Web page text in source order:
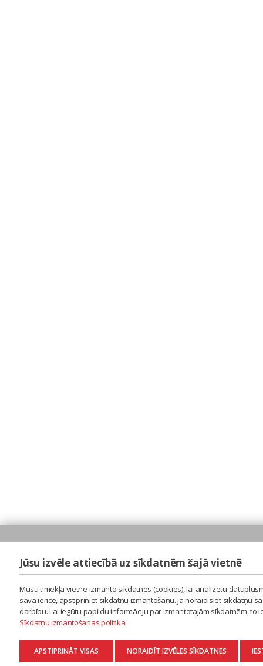
Jūsu izvēle attiecībā uz sīkdatnēm šajā vietnē
Mūsu tīmekļa vietne izmanto sīkdatnes (cookies), lai analizētu
savā ierīcē, apstipriniet sīkdatņu izmantošanu. Ja noraidīsiet sīkdatņu
darbību. Lai iegūtu papildu informāciju par izmantotajām sīkdatnēm,
Sīkdatņu izmantošanas politika.
APSTIPRINĀT VISAS NORAIDĪT IZVĒLES SĪKDATNES